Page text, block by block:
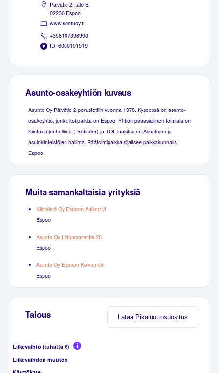
Päivätie 2, talo B,
02230 Espoo
www.kontuoy.fi
+358107398990
ID: 6000101519
Asunto-osakeyhtiön kuvaus
Asunto Oy Päivätie 2 perustettiin vuonna 1978. Kyseessä on asunto-
osakeyhtiö, jonka kotipaikka on Espoo. Yhtiön pääasiallinen toimiala on
Kiinteistöjenhallinta (Profinder) ja TOL-luokitus on Asuntojen ja
asuinkiinteistöjen hallinta. Päätoimipaikka sijaitsee paikkakunnalla
Espoo.
Muita samankaltaisia yrityksiä
Kiinteistö Oy Espoon Aallonrivi
Espoo
Asunto Oy Lintuvaarantie 28
Espoo
Asunto Oy Espoon Koivumäki
Espoo
Lataa Pikaluottosuositus
Talous
Liikevaihto (tuhatta €)
Liikevaihdon muutos